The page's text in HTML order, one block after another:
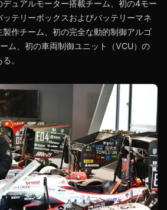
ュアルモーター搭載チーム、初の4モー
テリーボックスおよびバッテリーマネ
作チーム、初の完全な動的制御アルゴ
ム、初の車両制御ユニット（VCU）の
。